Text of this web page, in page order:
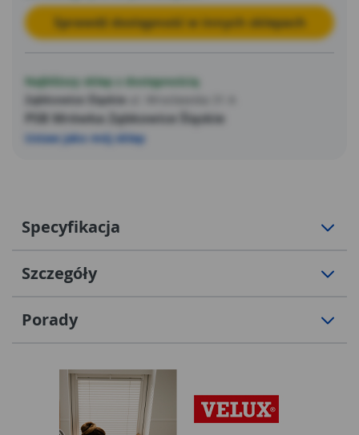
Sprawdź dostępność w innych sklepach
Najbliższy sklep z dostępnością
Ząbkowice Śląskie
PSB Mrówka Ząbkowice Śląskie
Ustaw jako mój sklep
Specyfikacja
Szczegóły
Porady